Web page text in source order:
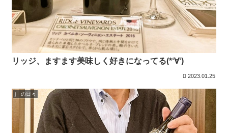
リッジ、ますます美味しく好きになってる(*‘∀‘)
2023.01.25
j の日々